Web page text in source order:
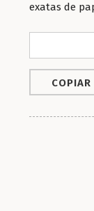
exatas de